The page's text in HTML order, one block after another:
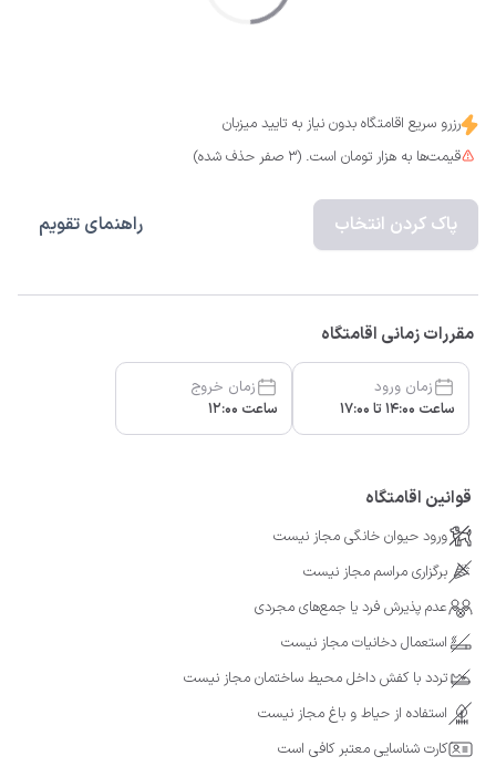
رزرو سریع اقامتگاه بدون نیاز به تایید میزبان
قیمت‌ها به هزار تومان است. (3 صفر حذف شده)
پاک کردن انتخاب راهنمای تقویم
مقررات زمانی اقامتگاه
زمان ورود
ساعت 14:00 تا 17:00
زمان خروج
ساعت 12:00
قوانین اقامتگاه
ورود حیوان خانگی مجاز نیست
برگزاری مراسم مجاز نیست
عدم پذیرش فرد یا جمع‌های مجردی
استعمال دخانیات مجاز نیست
تردد با کفش داخل محیط ساختمان مجاز نیست
استفاده از حیاط و باغ مجاز نیست
کارت شناسایی معتبر کافی است